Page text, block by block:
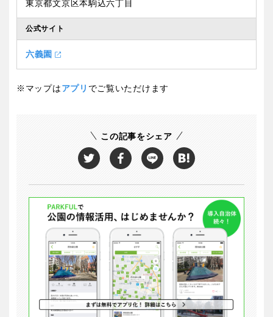
東京都文京区本駒込六丁目
公式サイト
六義園
※マップはアプリ でご覧いただけます
この記事をシェア